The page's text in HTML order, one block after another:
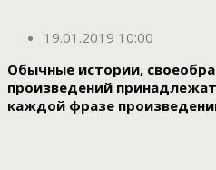
19.01.2019 10:00
Обычные истории,
произведений
каждой фразе